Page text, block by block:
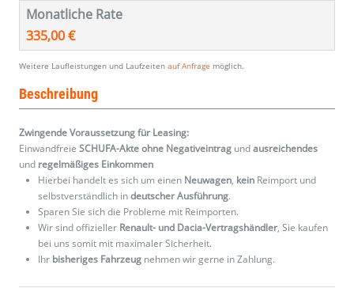
Monatliche Rate
335,00 €
Weitere Laufleistungen und Laufzeiten auf Anfrage möglich.
Beschreibung
Zwingende Voraussetzung für Leasing:
Einwandfreie SCHUFA-Akte ohne Negativeintrag undausreichendes
und regelmäßiges Einkommen
Hierbei handelt es sich um einen Neuwagen, kein Reimport und
selbstverständlich indeutscher Ausführung.
Sparen Sie sich die Probleme mit Reimporten.
Wir sind offizieller Renault- und Dacia-Vertragshändler, Sie kaufen
bei uns somit mit maximaler Sicherheit.
Ihr bisheriges Fahrzeug nehmen wir gerne in Zahlung.